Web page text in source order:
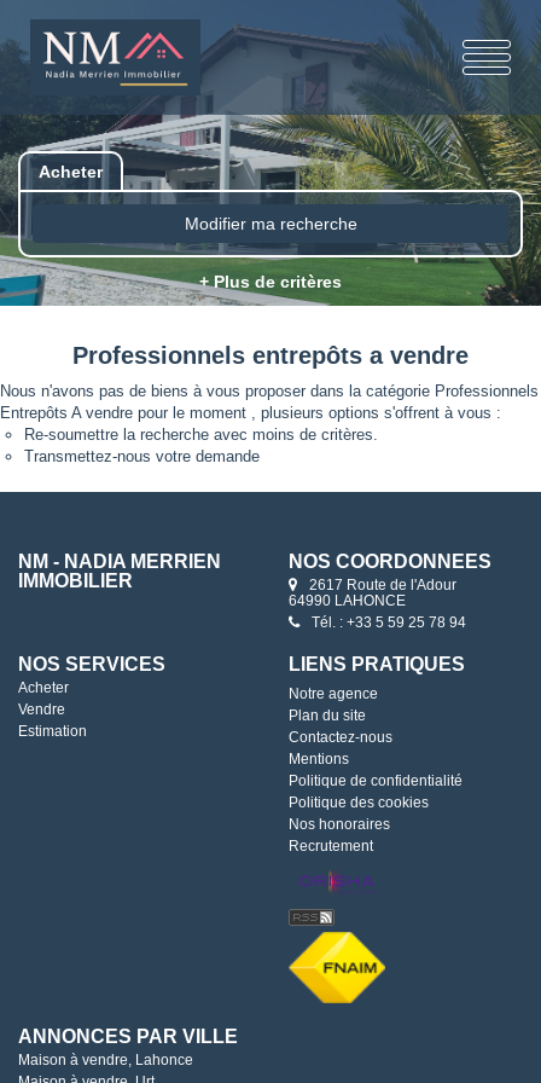
Acheter
Modifier ma recherche
+ Plus de critères
Professionnels entrepôts a vendre
Nous n'avons pas de biens à vous proposer dans la catégorie Professionnels
Entrepôts A vendre pour le moment , plusieurs options s'offrent à vous :
Re-soumettre la recherche avec moins de critères.
Transmettez-nous votre demande
NM - NADIA MERRIEN
IMMOBILIER
NOS COORDONNÉES
2617 Route de l'Adour
64990 LAHONCE
Tél. : +33 5 59 25 78 94
NOS SERVICES
Acheter
Vendre
Estimation
LIENS PRATIQUES
Notre agence
Plan du site
Contactez-nous
Mentions
Politique de confidentialité
Politique des cookies
Nos honoraires
Recrutement
ANNONCES PAR VILLE
Maison à vendre, Lahonce